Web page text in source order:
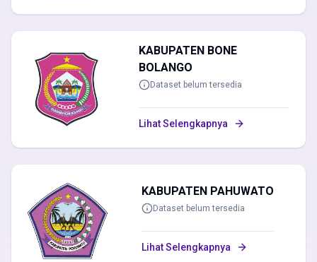
KABUPATEN BONE
BOLANGO
Dataset belum tersedia
Lihat Selengkapnya
KABUPATEN PAHUWATO
Dataset belum tersedia
Lihat Selengkapnya
Jarak Baris 1.5x
Jarak Kata
Font Disleksia Jeda Huruf